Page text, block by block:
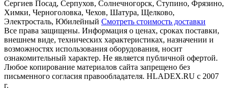
Сергиев Посад, Серпухов, Солнечногорск, Ступино, Фрязино,
Химки, Черноголовка, Чехов, Шатура, Щелково,
Электросталь, Юбилейный Смотреть стоимость доставки
Все права защищены. Информация о ценах, сроках поставки,
внешнем виде, технических характеристиках, назначении и
возможностях использования оборудования, носит
ознакомительный характер. Не является публичной офертой.
Любое копирование материалов сайта запрещено без
письменного согласия правообладателя. HLADEX.RU c 2007
г.